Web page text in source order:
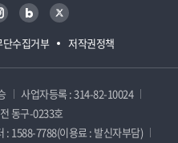
수집거부 저작권정책
램 블로그 트위터
사업자등록 : 314-82-10024
동구-0233호
: 1588-7788(이용료 : 발신자부담)